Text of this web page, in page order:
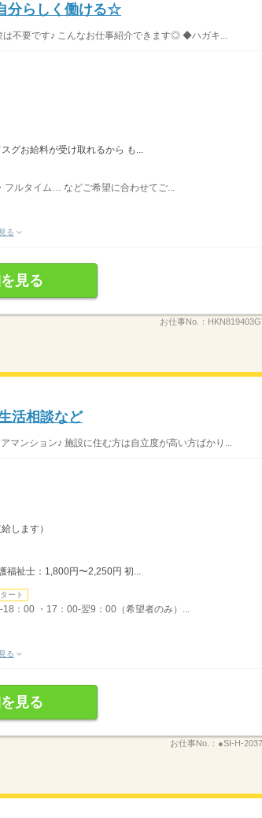
分らしく働ける☆
不要です♪ こんなお仕事紹介できます◎ ◆ハガキ...
グお給料が受け取れるから も...
ルタイム… などご希望に合わせてご...
る
見る
お仕事No.：
活相談など
マンション♪ 施設に住む方は自立度が高い方ばかり...
します）
祉士：1,800円〜2,250円 初...
ート
：00 ・17：00-翌9：00（希望者のみ）...
る
見る
お仕事No.： ●SI-H-